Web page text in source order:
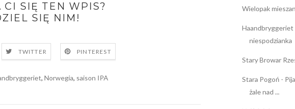
CI SIĘ TEN WPIS?
SIĘ NIM!
TWITTER PINTEREST
, Norwegia, saison IPA
Wielopak
Haandbryggeriet
niespodzianka
Stary Browar
Stara Pogoń -
żale nad ...